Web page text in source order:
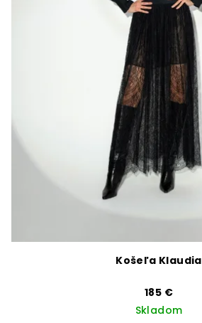
Košeľa Klaudia
185 €
Skladom